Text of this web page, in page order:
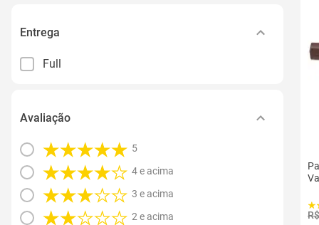
Entrega
Full
Avaliação
5
4 e acima
3 e acima
2 e acima